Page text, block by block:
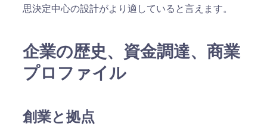
思決定中心の設計がより適していると言えます。
企業の歴史、資金調達、商業
プロファイル
創業と拠点